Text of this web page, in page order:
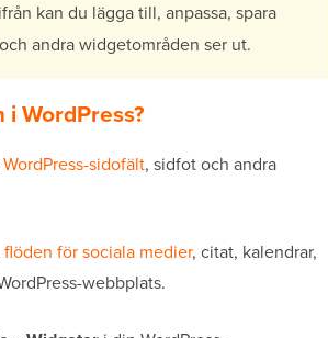
kan du lägga till, anpassa, spara
andra widgetområden ser ut.
WordPress?
WordPress-sidofält, sidfot och andra
flöden för sociala medier, citat, kalendrar,
webbplats.